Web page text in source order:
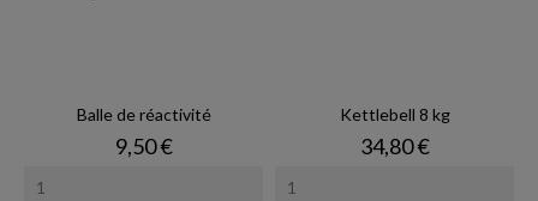
Balle de réactivité
Prix
9,50 €
Kettlebell 8 kg
Prix
34,80 €